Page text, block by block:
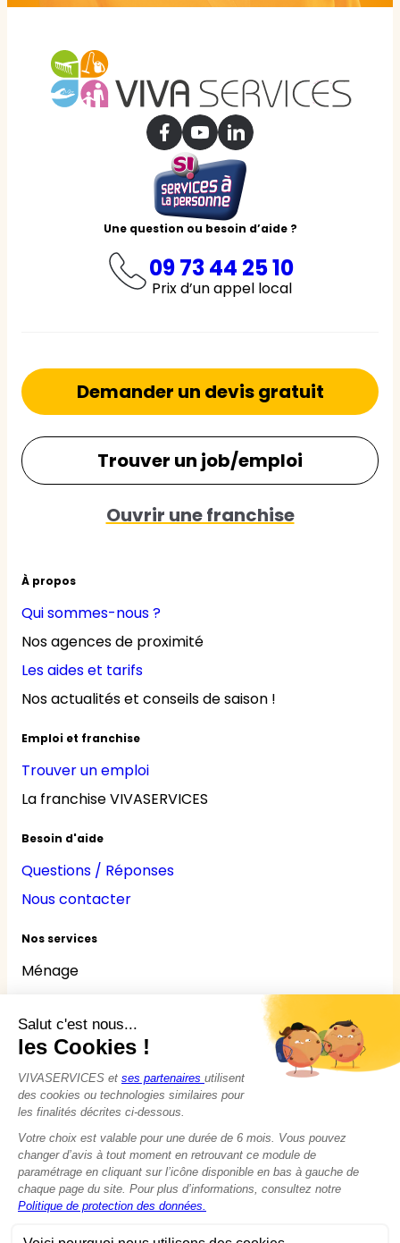
Une question ou besoin d’aide ?
09 73 44 25 10
Prix d’un appel local
À propos
Qui sommes-nous ?
Nos agences de proximité
Les aides et tarifs
Nos actualités et conseils de saison !
Emploi et franchise
Trouver un emploi
La franchise VIVASERVICES
Besoin d'aide
Questions / Réponses
Nous contacter
Nos services
Ménage
Jardinage
Bricolage
Nounou
Seniors
Handicaps
Demander un devis gratuit
Trouver un job/emploi
Ouvrir une franchise
© 2015 - 2026VIVASERVICES
Modifier vos préférences en matière de cookies